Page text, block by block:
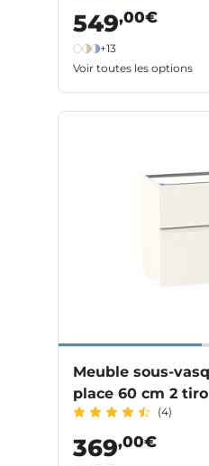
549,00€
+13
Voir toutes les options
Meuble sous-
place 60 cm 2
(4)
369,00€